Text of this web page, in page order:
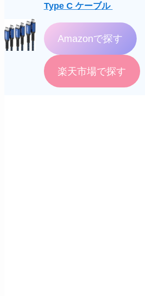
Type C ケーブル
Amazonで探す
楽天市場で探す